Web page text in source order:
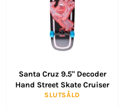
Santa Cruz 9.5" Decoder
Hand Street Skate Cruiser
SLUTSÅLD